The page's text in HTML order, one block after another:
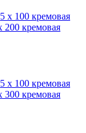
200 кремовая
300 кремовая